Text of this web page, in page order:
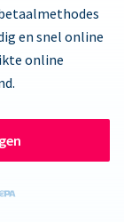
en snel online
online